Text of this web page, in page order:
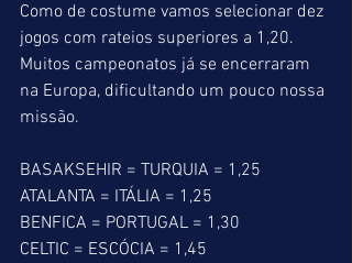
Como de costume vamos selecionar dez
jogos com rateios superiores a 1,20.
Muitos campeonatos já se encerraram
na Europa, dificultando um pouco nossa
missão.
BASAKSEHIR = TURQUIA = 1,25
ATALANTA = ITÁLIA = 1,25
BENFICA = PORTUGAL = 1,30
CELTIC = ESCÓCIA = 1,45